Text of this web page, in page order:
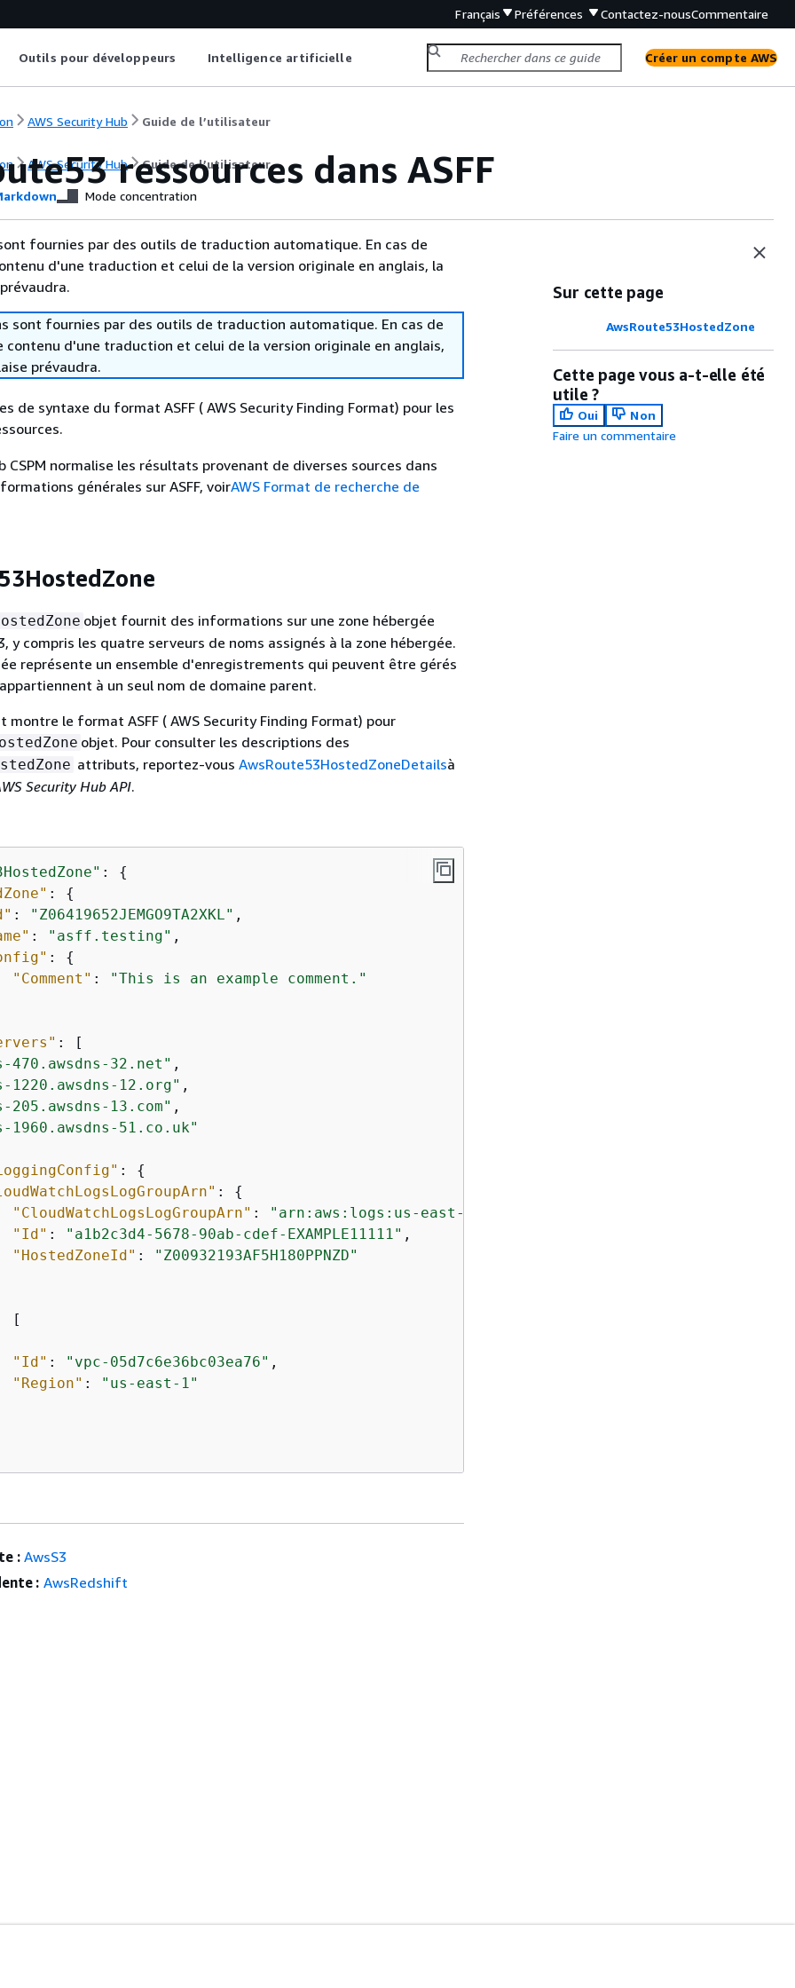
Français Préférences Contactez-nousCommentaire
Outils pour développeurs Intelligence artificielle Créer un compte AWS
AWS Security Hub Guide de l’utilisateur
AWS Security Hub Guide de l’utilisateur
ressources dans ASFF
Mode concentration
fournies par des outils de traduction automatique. En cas de
d'une traduction et celui de la version originale en anglais, la
sont fournies par des outils de traduction automatique. En cas de
d'une traduction et celui de la version originale en anglais,
prévaudra.
de syntaxe du format ASFF ( AWS Security Finding Format) pour les
CSPM normalise les résultats provenant de diverses sources dans
générales sur ASFF, voirAWS Format de recherche de
objet fournit des informations sur une zone hébergée
y compris les quatre serveurs de noms assignés à la zone hébergée.
représente un ensemble d'enregistrements qui peuvent être gérés
à un seul nom de domaine parent.
montre le format ASFF ( AWS Security Finding Format) pour
objet. Pour consulter les descriptions des
attributs, reportez-vous AwsRoute53HostedZoneDetailsà
Security Hub API.
: {
: {
: "Z06419652JEMGO9TA2XKL" ,
: "asff.testing" ,
: {
"Comment" : "This is an example comment."
: [
470.awsdns-32.net" ,
1220.awsdns-12.org" ,
205.awsdns-13.com" ,
1960.awsdns-51.co.uk"
: {
: {
"CloudWatchLogsLogGroupArn" :
"arn:aws:logs:us-east-1:123456789012:log-
"Id" : "a1b2c3d4-5678-90ab-cdef-EXAMPLE11111" ,
"HostedZoneId" : "Z00932193AF5H180PPNZD"
[
"Id" : "vpc-05d7c6e36bc03ea76" ,
"Region" : "us-east-1"
Sur cette page
AwsRoute53HostedZone
Cette page vous a-t-elle été
utile ?
Oui
Non
Faire un commentaire
: AwsS3
: AwsRedshift